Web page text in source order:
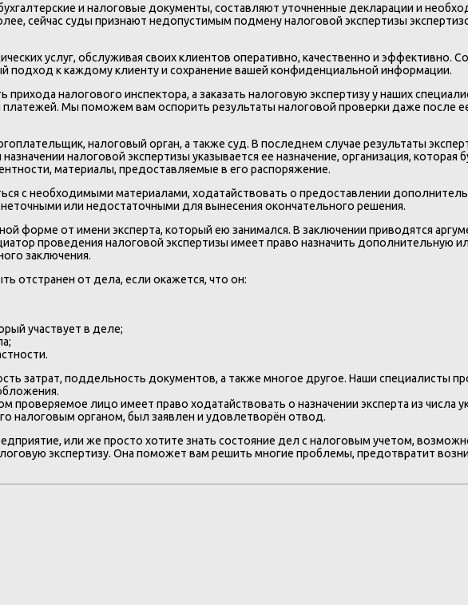
и налоговые документы, составляют уточненные декларации и
сейчас суды признают недопустимым подмену налоговой экспертизы
услуг, обслуживая своих клиентов оперативно, качественно и эффективно.
подход к каждому клиенту и сохранение вашей конфиденциальной информации.
налогового инспектора, а заказать налоговую экспертизу у наших
Мы поможем вам оспорить результаты налоговой проверки даже после
налоговый орган, а также суд. В последнем случае результаты
налоговой экспертизы указывается ее назначение, организация, которая
материалы, предоставляемые в его распоряжение.
с необходимыми материалами, ходатайствовать о предоставлении
или недостаточными для вынесения окончательного решения.
форме от имени эксперта, который ею занимался. В заключении приводятся
проведения налоговой экспертизы имеет право назначить дополнительную
заключения.
отстранен от дела, если окажется, что он:
участвует в деле;
затрат, поддельность документов, а также многое другое. Наши специалисты
лицо имеет право ходатайствовать о назначении эксперта из числа
налоговым органом, был заявлен и удовлетворён отвод.
или же просто хотите знать состояние дел с налоговым учетом,
экспертизу. Она поможет вам решить многие проблемы, предотвратит